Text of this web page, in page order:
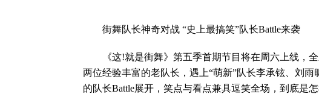
街舞队长神奇对战 “史上最搞笑”队长Battle来袭
《这!就是街舞》第五季首期节目将在周六上线，全
两位经验丰富的老队长，遇上“萌新”队长李承铉、刘
的队长Battle展开，笑点与看点兼具逗笑全场，到底是